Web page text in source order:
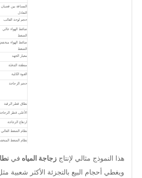
المسافة بين قضبان
التعادل
حجم لوحة القالب
ضاغط الهواء عالي
الضغط
ضاغط الهواء
الضغط
معيار الجهد
منطقة التدفئة
القوة الكلية
حجم الزجاجة
نطاق قطر الرقبة
الأعلى. قطر
ارتفاع الزجاجة
نظام الضغط العالي
نظام الضغط
حجم الحمل التلقائي
هذا النموذج مثالي لإنتاج زجاجة المياه في نطاق
ويغطي أحجام البيع بالتجزئة الأكثر شعبية